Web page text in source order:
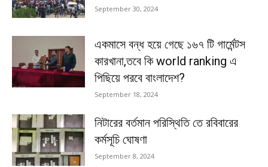
September 30, 2024
একমাসে বন্ধ হয়ে গেছে ১৬৭ টি গার্মেন্টস
কারখানা,তবে কি world ranking এ
পিছিয়ে পরবে বাংলাদেশ?
September 18, 2024
নিটারের বর্তমান পরিস্থিতি তে রবিবারের
কর্মসূচি ঘোষণা
September 8, 2024